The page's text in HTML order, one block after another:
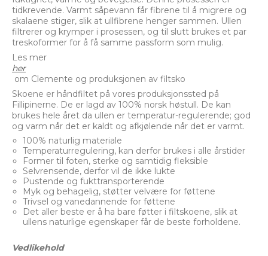
tidkrevende. Varmt såpevann får fibrene til å migrere og
skalaene stiger, slik at ullfibrene henger sammen. Ullen
filtrerer og krymper i prosessen, og til slutt brukes et par
treskoformer for å få samme passform som mulig.
Les mer
her
om Clemente og produksjonen av filtsko
Skoene er håndfiltet på vores produksjonssted på
Fillipinerne. De er lagd av 100% norsk høstull. De kan
brukes hele året da ullen er temperatur-regulerende; god
og varm når det er kaldt og afkjølende når det er varmt.
100% naturlig materiale
Temperaturregulering, kan derfor brukes i alle årstider
Former til foten, sterke og samtidig fleksible
Selvrensende, derfor vil de ikke lukte
Pustende og fukttransporterende
Myk og behagelig, støtter velvære for føttene
Trivsel og vanedannende for føttene
Det aller beste er å ha bare føtter i filtskoene, slik at
ullens naturlige egenskaper får de beste forholdene.
Vedlikehold